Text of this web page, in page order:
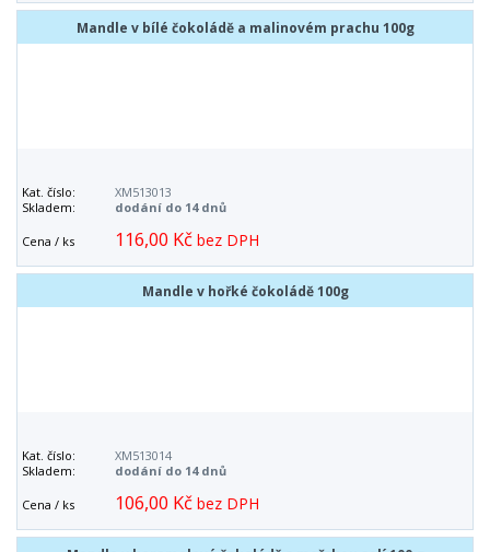
Mandle v bílé čokoládě a malinovém prachu 100g
Kat. číslo:
XM513013
Skladem:
dodání do 14 dnů
Cena / ks 116,00 Kč bez DPH
Mandle v hořké čokoládě 100g
Kat. číslo:
XM513014
Skladem:
dodání do 14 dnů
Cena / ks 106,00 Kč bez DPH